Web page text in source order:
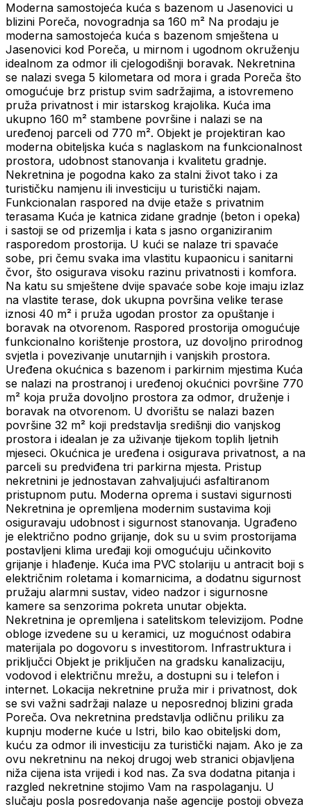
Moderna samostojeća kuća s bazenom u Jasenovici u
blizini Poreča, novogradnja sa 160 m² Na prodaju je
moderna samostojeća kuća s bazenom smještena u
Jasenovici kod Poreča, u mirnom i ugodnom okruženju
idealnom za odmor ili cjelogodišnji boravak. Nekretnina
se nalazi svega 5 kilometara od mora i grada Poreča što
omogućuje brz pristup svim sadržajima, a istovremeno
pruža privatnost i mir istarskog krajolika. Kuća ima
ukupno 160 m² stambene površine i nalazi se na
uređenoj parceli od 770 m². Objekt je projektiran kao
moderna obiteljska kuća s naglaskom na funkcionalnost
prostora, udobnost stanovanja i kvalitetu gradnje.
Nekretnina je pogodna kako za stalni život tako i za
turističku namjenu ili investiciju u turistički najam.
Funkcionalan raspored na dvije etaže s privatnim
terasama Kuća je katnica zidane gradnje (beton i opeka)
i sastoji se od prizemlja i kata s jasno organiziranim
rasporedom prostorija. U kući se nalaze tri spavaće
sobe, pri čemu svaka ima vlastitu kupaonicu i sanitarni
čvor, što osigurava visoku razinu privatnosti i komfora.
Na katu su smještene dvije spavaće sobe koje imaju izlaz
na vlastite terase, dok ukupna površina velike terase
iznosi 40 m² i pruža ugodan prostor za opuštanje i
boravak na otvorenom. Raspored prostorija omogućuje
funkcionalno korištenje prostora, uz dovoljno prirodnog
svjetla i povezivanje unutarnjih i vanjskih prostora.
Uređena okućnica s bazenom i parkirnim mjestima Kuća
se nalazi na prostranoj i uređenoj okućnici površine 770
m² koja pruža dovoljno prostora za odmor, druženje i
boravak na otvorenom. U dvorištu se nalazi bazen
površine 32 m² koji predstavlja središnji dio vanjskog
prostora i idealan je za uživanje tijekom toplih ljetnih
mjeseci. Okućnica je uređena i osigurava privatnost, a na
parceli su predviđena tri parkirna mjesta. Pristup
nekretnini je jednostavan zahvaljujući asfaltiranom
pristupnom putu. Moderna oprema i sustavi sigurnosti
Nekretnina je opremljena modernim sustavima koji
osiguravaju udobnost i sigurnost stanovanja. Ugrađeno
je električno podno grijanje, dok su u svim prostorijama
postavljeni klima uređaji koji omogućuju učinkovito
grijanje i hlađenje. Kuća ima PVC stolariju u antracit boji s
električnim roletama i komarnicima, a dodatnu sigurnost
pružaju alarmni sustav, video nadzor i sigurnosne
kamere sa senzorima pokreta unutar objekta.
Nekretnina je opremljena i satelitskom televizijom. Podne
obloge izvedene su u keramici, uz mogućnost odabira
materijala po dogovoru s investitorom. Infrastruktura i
priključci Objekt je priključen na gradsku kanalizaciju,
vodovod i električnu mrežu, a dostupni su i telefon i
internet. Lokacija nekretnine pruža mir i privatnost, dok
se svi važni sadržaji nalaze u neposrednoj blizini grada
Poreča. Ova nekretnina predstavlja odličnu priliku za
kupnju moderne kuće u Istri, bilo kao obiteljski dom,
kuću za odmor ili investiciju za turistički najam. Ako je za
ovu nekretninu na nekoj drugoj web stranici objavljena
niža cijena ista vrijedi i kod nas. Za sva dodatna pitanja i
razgled nekretnine stojimo Vam na raspolaganju. U
slučaju posla posredovanja naše agencije postoji obveza